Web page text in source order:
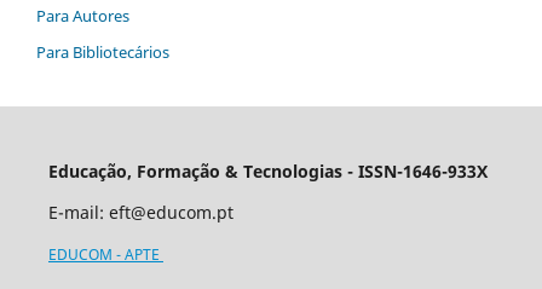
Para Autores
Para Bibliotecários
Educação, Formação & Tecnologias - ISSN-1646-933X
E-mail: eft@educom.pt
EDUCOM - APTE